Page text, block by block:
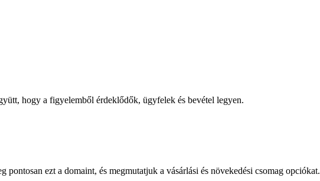
hogy a figyelemből érdeklődők, ügyfelek és bevétel legyen.
pontosan ezt a domaint, és megmutatjuk a vásárlási és növekedési csomag opciókat.